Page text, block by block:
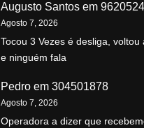
Augusto Santos em
Agosto 7, 2026
Tocou 3 Vezes é desliga,
e ninguém fala
Pedro em 304501878
Agosto 7, 2026
Operadora a dizer que